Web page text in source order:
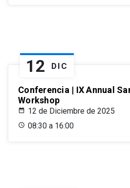
12 DIC
Conferencia | IX Annual
Workshop
12 de Diciembre de 2025
08:30 a 16:00